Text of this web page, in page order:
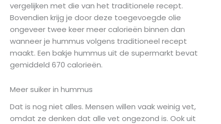
vergelijken met die van het traditionele recept.
Bovendien krijg je door deze toegevoegde olie
ongeveer twee keer meer calorieën binnen dan
wanneer je hummus volgens traditioneel recept
maakt. Een bakje hummus uit de supermarkt bevat
gemiddeld 670 calorieën.
Meer suiker in hummus
Dat is nog niet alles. Mensen willen vaak weinig vet,
omdat ze denken dat alle vet ongezond is. Ook uit